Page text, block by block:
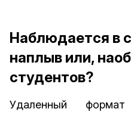
Наблюдается в
наплыв или,
студентов?
Удаленный